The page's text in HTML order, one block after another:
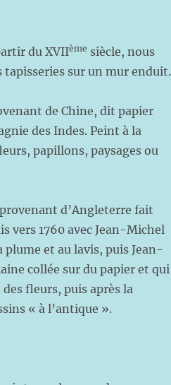
du XVIIème siècle, nous
tapisseries sur un mur enduit.
de Chine, dit papier
des Indes. Peint à la
papillons, paysages ou
d’Angleterre fait
vers 1760 avec Jean-Michel
plume et au lavis, puis Jean-
collée sur du papier et qui
fleurs, puis après la
« à l’antique ».